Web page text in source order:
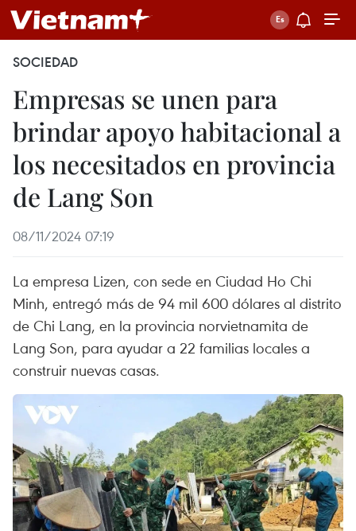
SOCIEDAD
Empresas se unen para
brindar apoyo habitacional a
los necesitados en provincia
de Lang Son
08/11/2024 07:19
La empresa Lizen, con sede en Ciudad Ho Chi
Minh, entregó más de 94 mil 600 dólares al distrito
de Chi Lang, en la provincia norvietnamita de
Lang Son, para ayudar a 22 familias locales a
construir nuevas casas.